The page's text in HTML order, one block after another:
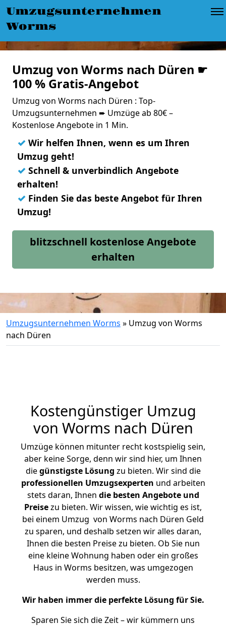
Umzugsunternehmen
Worms
Umzug von Worms nach Düren ☛
100 % Gratis-Angebot
Umzug von Worms nach Düren : Top-
Umzugsunternehmen ➨ Umzüge ab 80€ –
Kostenlose Angebote in 1 Min.
✓ Wir helfen Ihnen, wenn es um Ihren
Umzug geht!
✓ Schnell & unverbindlich Angebote
erhalten!
✓ Finden Sie das beste Angebot für Ihren
Umzug!
blitzschnell kostenlose Angebote
erhalten
Umzugsunternehmen Worms » Umzug von Worms
nach Düren
Kostengünstiger Umzug
von Worms nach Düren
Umzüge können mitunter recht kostspielig sein,
aber keine Sorge, denn wir sind hier, um Ihnen
diegünstigste Lösung zu bieten. Wir sind die
professionellen Umzugsexperten und arbeiten
stets daran, Ihnen die besten Angebote und
Preisezu bieten. Wir wissen, wie wichtig es ist,
bei einem Umzug von Worms nach Düren Geld
zu sparen, und deshalb setzen wir alles daran,
Ihnen die besten Preise zu bieten. Ob Sie nun
eine kleine Wohnung haben oder ein großes
Haus in Worms besitzen, was umgezogen
werden muss.
Wir haben immer die perfekte Lösung für Sie.
Sparen Sie sich die Zeit – wir kümmern uns